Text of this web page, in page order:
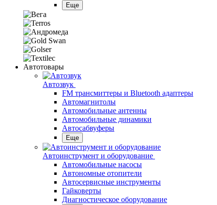
Еще
Автотовары
Автозвук
FM трансмиттеры и Bluetooth адаптеры
Автомагнитолы
Автомобильные антенны
Автомобильные динамики
Автосабвуферы
Еще
Автоинструмент и оборудование
Автомобильные насосы
Автономные отопители
Автосервисные инструменты
Гайковерты
Диагностическое оборудование